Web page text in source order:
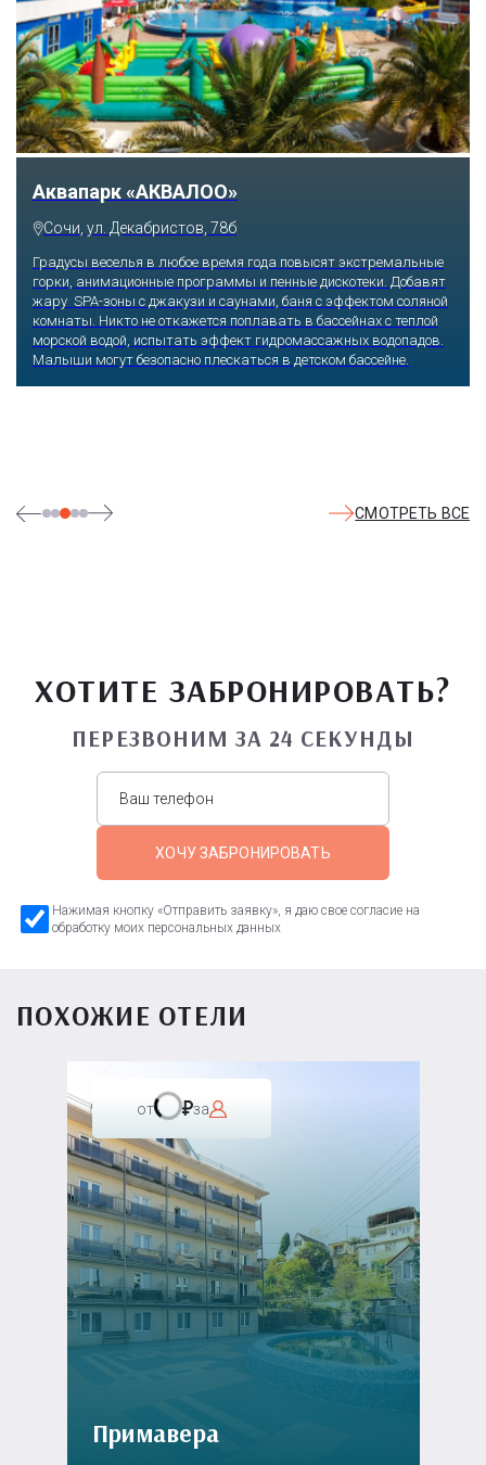
Аквапарк «АКВАЛОО»
Сочи, ул. Декабристов, 78б
Градусы веселья в любое время года повысят экстремальные
горки, анимационные программы и пенные дискотеки. Добавят
жару SPA-зоны с джакузи и саунами, баня с эффектом соляной
комнаты. Никто не откажется поплавать в бассейнах с теплой
морской водой, испытать эффект гидромассажных водопадов.
Малыши могут безопасно плескаться в детском бассейне.
СМОТРЕТЬ ВСЕ
ХОТИТЕ ЗАБРОНИРОВАТЬ?
ПЕРЕЗВОНИМ ЗА 24 СЕКУНДЫ
ХОЧУ ЗАБРОНИРОВАТЬ
Нажимая кнопку «Отправить заявку», я даю свое согласие на
обработку моих персональных данных
ПОХОЖИЕ ОТЕЛИ
от за
Примавера